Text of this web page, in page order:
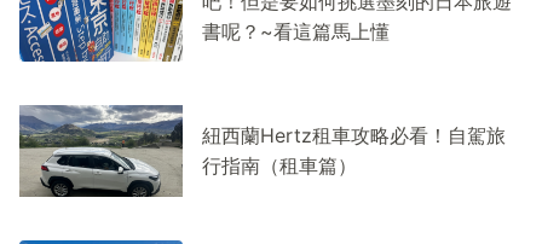
書呢？~看這篇馬上懂
紐西蘭Hertz租車攻略必看！自駕旅
行指南（租車篇）